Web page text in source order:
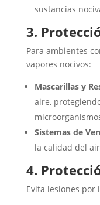
sustancias
3.
Para ambientes
vapores nocivos:
Mascarillas y
aire,
Sistemas de
la calidad del
4.
Evita lesiones por